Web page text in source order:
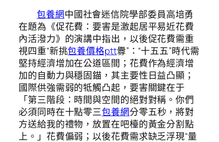
包養網中國社會迷信院學部委員高培勇
在題為《促花費：要害是激起居平易近花費
內活潑力》的演講中指出，以後促花費需重
視四重“新挑包養價格ptt釁”：“十五五”時代需
堅持經濟增加在公道區間；花費作為經濟增
加的自動力與穩固錨，其主要性日益凸顯；
國際供強需弱的牴觸凸起，要害關鍵在于
「第三階段：時間與空間的絕對對稱。你們
必須同時在十點零三包養網分零五秒，將對
方送給我的禮物，放置在吧檯的黃金分割點
上。」花費偏弱；以後花費需求缺乏浮現“量